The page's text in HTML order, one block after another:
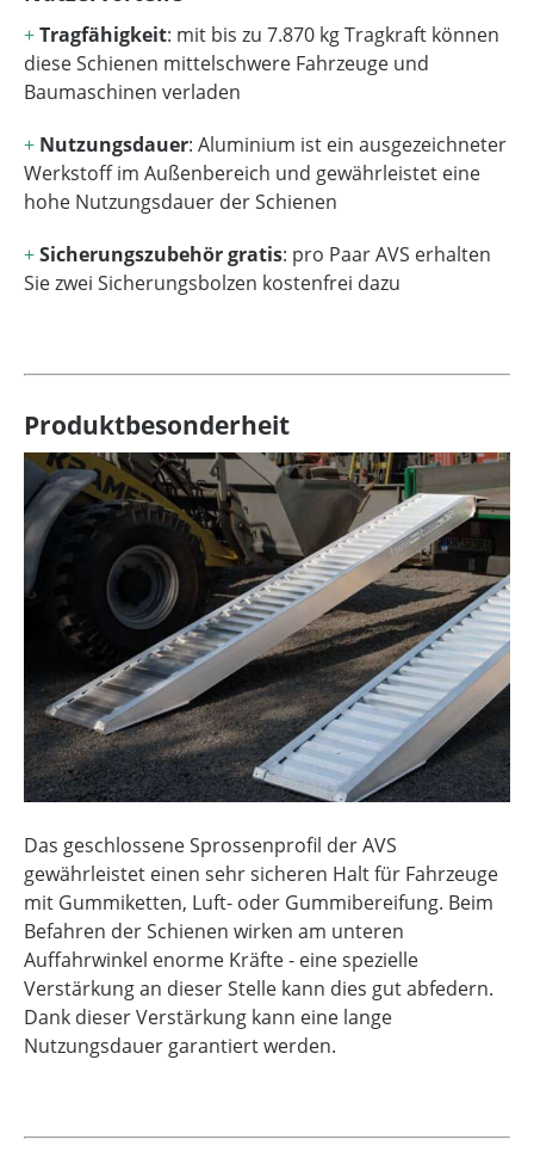
+Tragfähigkeit: mit bis zu 7.870 kg Tragkraft können
diese Schienen mittelschwere Fahrzeuge und
Baumaschinen verladen
+ Nutzungsdauer: Aluminium ist ein ausgezeichneter
Werkstoff im Außenbereich und gewährleistet eine
hohe Nutzungsdauer der Schienen
+Sicherungszubehör gratis: pro Paar AVS erhalten
Sie zwei Sicherungsbolzen kostenfrei dazu
Produktbesonderheit
Das geschlossene Sprossenprofil der AVS
gewährleistet einen sehr sicheren Halt für Fahrzeuge
mit Gummiketten, Luft- oder Gummibereifung. Beim
Befahren der Schienen wirken am unteren
Auffahrwinkel enorme Kräfte - eine spezielle
Verstärkung an dieser Stelle kann dies gut abfedern.
Dank dieser Verstärkung kann eine lange
Nutzungsdauer garantiert werden.